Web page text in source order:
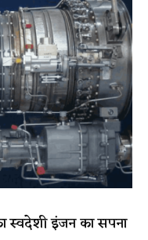
स्वदेशी इंजन का सपना